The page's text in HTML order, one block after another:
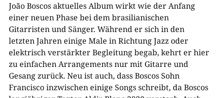
João Boscos aktuelles Album wirkt wie der Anfang
einer neuen Phase bei dem brasilianischen
Gitarristen und Sänger. Während er sich in den
letzten Jahren einige Male in Richtung Jazz oder
elektrisch verstärkter Begleitung begab, kehrt er hier
zu einfachen Arrangements nur mit Gitarre und
Gesang zurück. Neu ist auch, dass Boscos Sohn
Francisco inzwischen einige Songs schreibt, da Boscos